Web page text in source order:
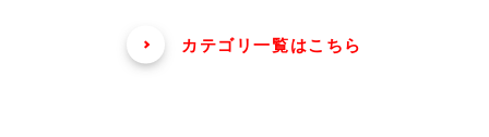
カテゴリ一覧はこちら